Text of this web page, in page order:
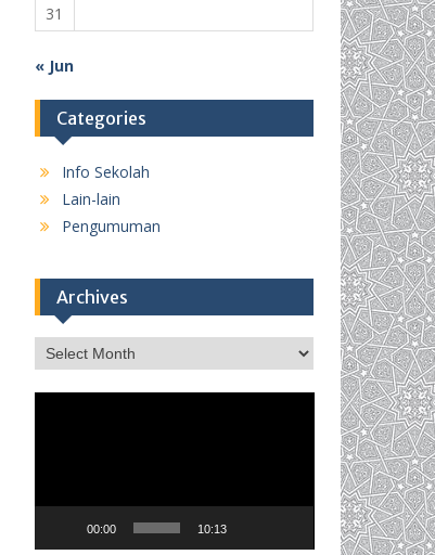
31
« Jun
Categories
Info Sekolah
Lain-lain
Pengumuman
Archives
Archives
00:00 10:13